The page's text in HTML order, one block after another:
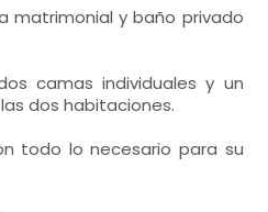
matrimonial y baño privado
camas individuales y un
dos habitaciones.
todo lo necesario para su